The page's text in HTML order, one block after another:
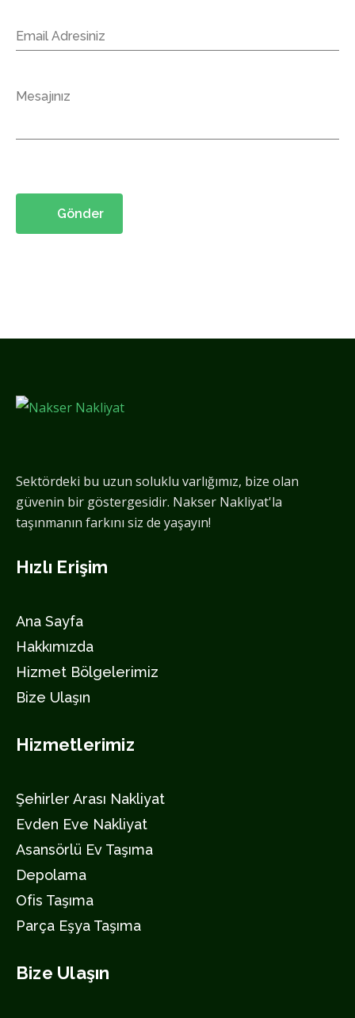
Sektördeki bu uzun soluklu varlığımız, bize olan
güvenin bir göstergesidir. Nakser Nakliyat'la
taşınmanın farkını siz de yaşayın!
Hızlı Erişim
Ana Sayfa
Hakkımızda
Hizmet Bölgelerimiz
Bize Ulaşın
Hizmetlerimiz
Şehirler Arası Nakliyat
Evden Eve Nakliyat
Asansörlü Ev Taşıma
Depolama
Ofis Taşıma
Parça Eşya Taşıma
Bize Ulaşın